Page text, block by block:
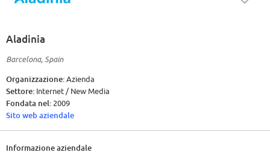
Aladinia
Barcelona, Spain
Organizzazione:Azienda
Settore: Internet / New Media
Fondata nel: 2009
Sito web aziendale
Informazione aziendale